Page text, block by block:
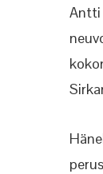
Antti